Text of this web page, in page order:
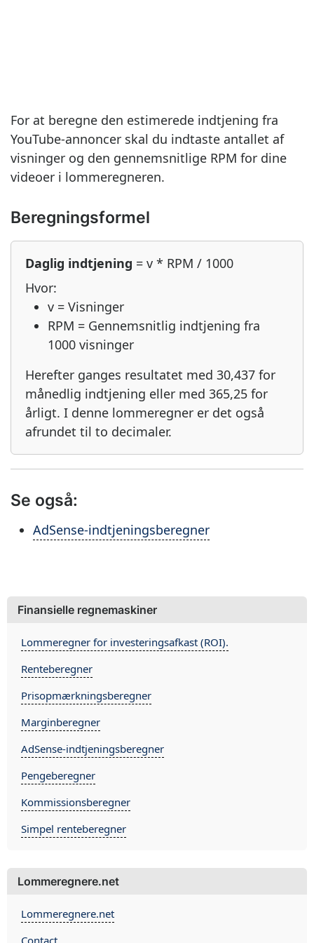
For at beregne den estimerede indtjening fra
YouTube-annoncer skal du indtaste antallet af
visninger og den gennemsnitlige RPM for dine
videoer i lommeregneren.
Beregningsformel
Daglig indtjening = v * RPM / 1000
Hvor:
v = Visninger
RPM = Gennemsnitlig indtjening fra
1000 visninger
Herefter ganges resultatet med 30,437 for
månedlig indtjening eller med 365,25 for
årligt. I denne lommeregner er det også
afrundet til to decimaler.
Se også:
AdSense-indtjeningsberegner
Finansielle regnemaskiner
Lommeregner for investeringsafkast (ROI).
Renteberegner
Prisopmærkningsberegner
Marginberegner
AdSense-indtjeningsberegner
Pengeberegner
Kommissionsberegner
Simpel renteberegner
Lommeregnere.net
Lommeregnere.net
Contact